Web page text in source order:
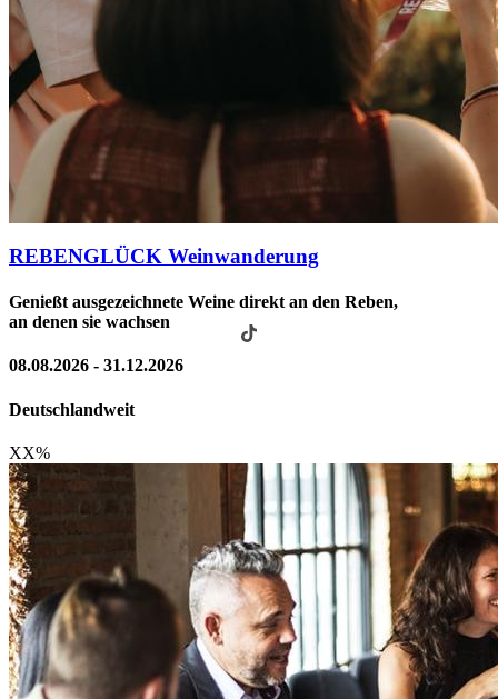
REBENGLÜCK Weinwanderung
Genießt ausgezeichnete Weine direkt an den Reben,
an denen sie wachsen
08.08.2026 - 31.12.2026
Deutschlandweit
XX%